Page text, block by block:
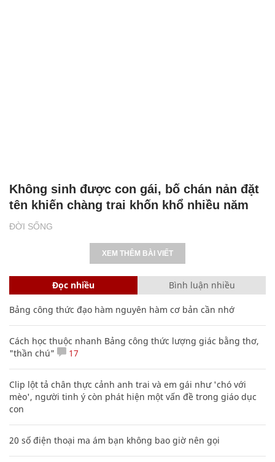
ĐỜI SỐNG
Không sinh được con gái, bố chán nản đặt
tên khiến chàng trai khốn khổ nhiều năm
XEM THÊM BÀI VIẾT
Đọc nhiều Bình luận nhiều
Bảng công thức đạo hàm nguyên hàm cơ bản cần nhớ
Cách học thuộc nhanh Bảng công thức lượng giác bằng thơ,
"thần chú"
17
Clip lột tả chân thực cảnh anh trai và em gái như 'chó với
mèo', người tinh ý còn phát hiện một vấn đề trong giáo dục
con
20 số điện thoại ma ám bạn không bao giờ nên gọi